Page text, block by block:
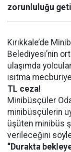
zorunluluğu
Kırıkkale’de
Belediyesi’nin
ulaşımda
ısıtma
TL ceza!
Minibüsçüler
minibüsçülerin
üşüten minibüs
verileceğini
“Durakta